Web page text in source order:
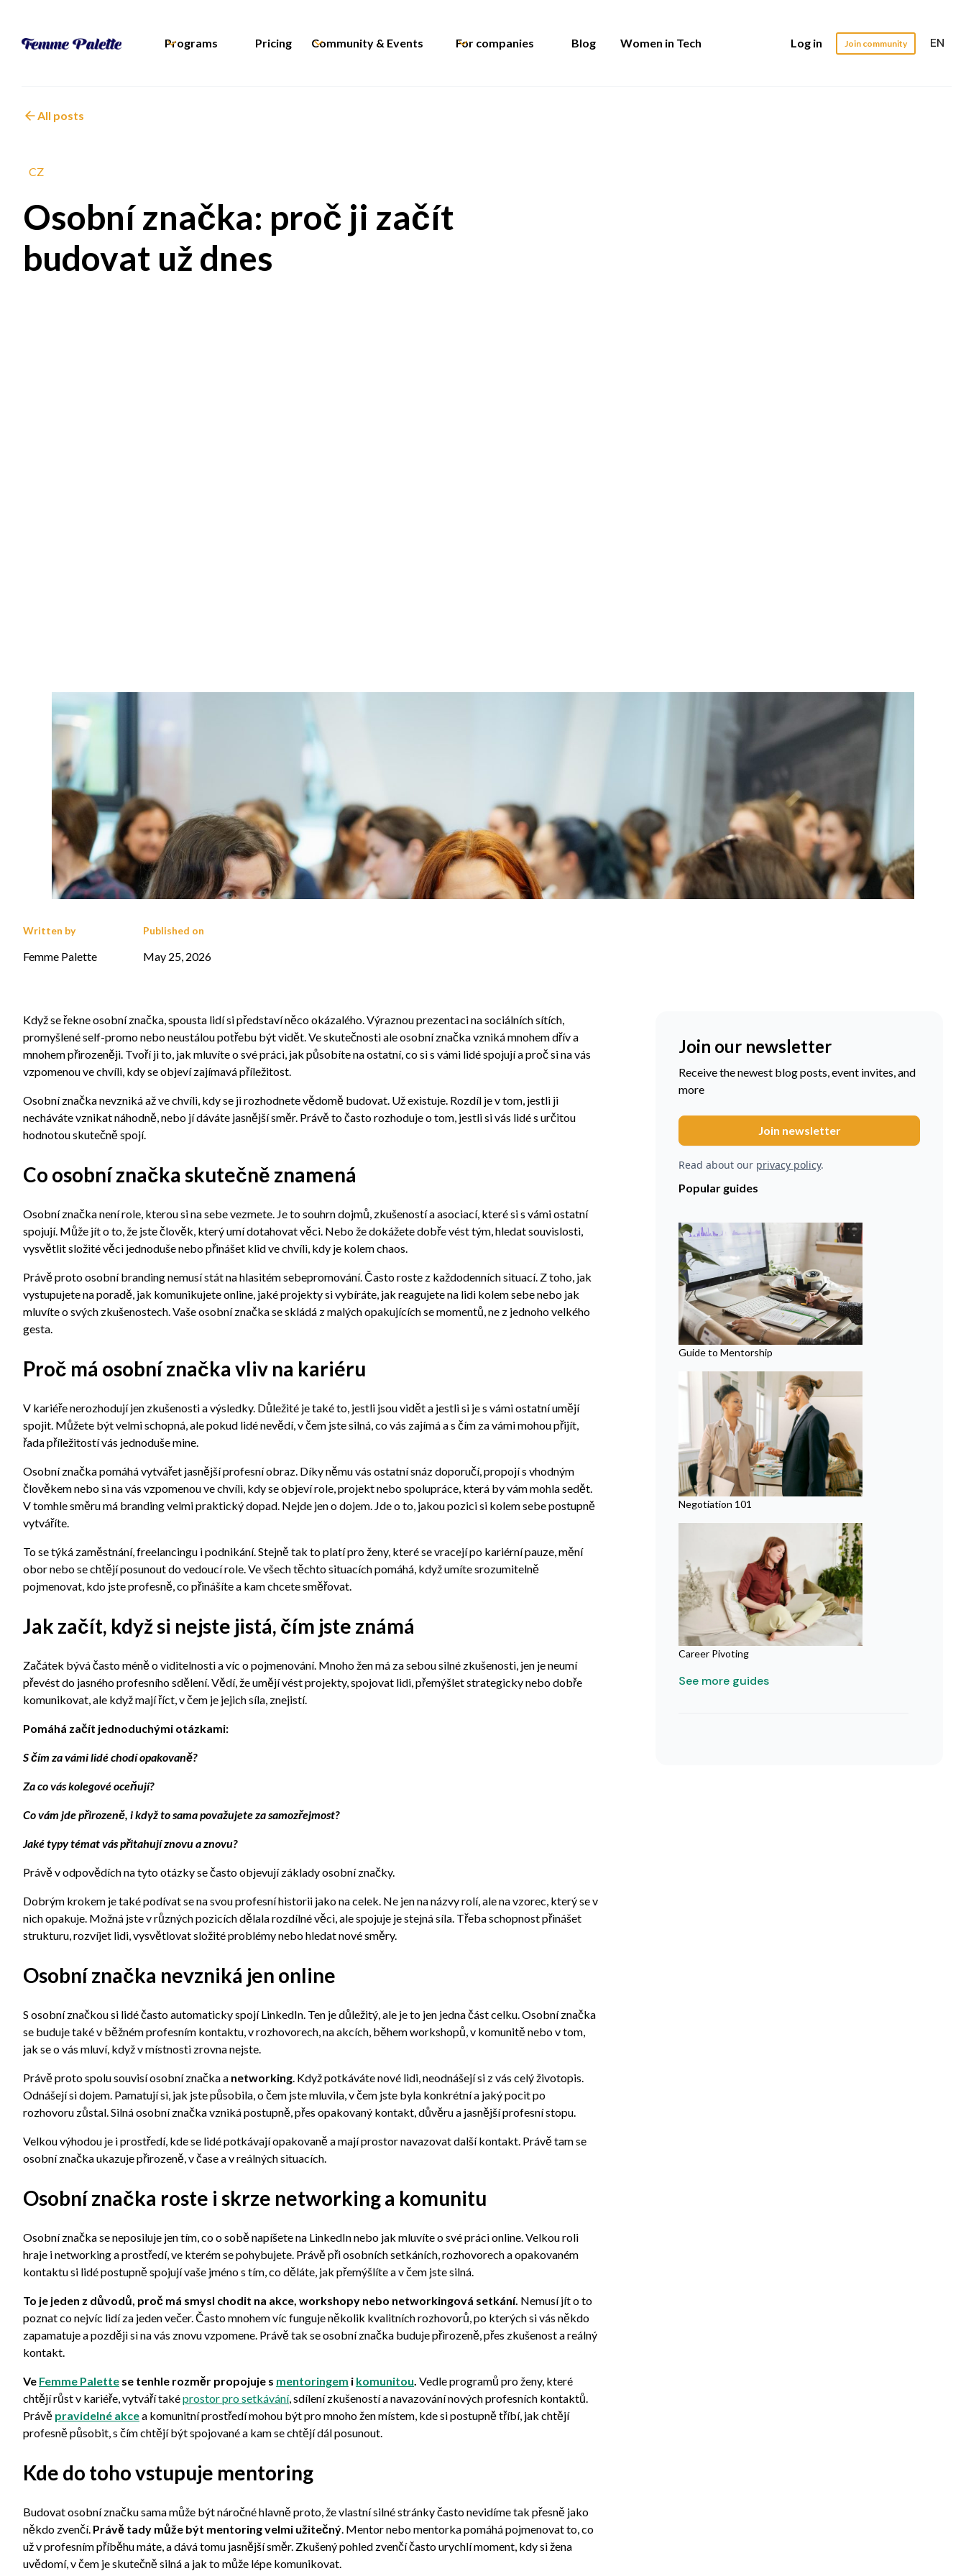
Programs Pricing Community & Events For companies Blog Women in Tech Log in Join community EN
All posts
CZ
Osobní značka: proč ji začít
budovat už dnes
Written by
Femme Palette
Published on
May 25, 2026
Když se řekne osobní značka, spousta lidí si představí něco okázalého. Výraznou prezentaci na sociálních sítích,
promyšlené self-promo nebo neustálou potřebu být vidět. Ve skutečnosti ale osobní značka vzniká mnohem dřív a
mnohem přirozeněji. Tvoří ji to, jak mluvíte o své práci, jak působíte na ostatní, co si s vámi lidé spojují a proč si na vás
vzpomenou ve chvíli, kdy se objeví zajímavá příležitost.
Osobní značka nevzniká až ve chvíli, kdy se ji rozhodnete vědomě budovat. Už existuje. Rozdíl je v tom, jestli ji
necháváte vznikat náhodně, nebo jí dáváte jasnější směr. Právě to často rozhoduje o tom, jestli si vás lidé s určitou
hodnotou skutečně spojí.
Co osobní značka skutečně znamená
Osobní značka není role, kterou si na sebe vezmete. Je to souhrn dojmů, zkušeností a asociací, které si s vámi ostatní
spojují. Může jít o to, že jste člověk, který umí dotahovat věci. Nebo že dokážete dobře vést tým, hledat souvislosti,
vysvětlit složité věci jednoduše nebo přinášet klid ve chvíli, kdy je kolem chaos.
Právě proto osobní branding nemusí stát na hlasitém sebepromování. Často roste z každodenních situací. Z toho, jak
vystupujete na poradě, jak komunikujete online, jaké projekty si vybíráte, jak reagujete na lidi kolem sebe nebo jak
mluvíte o svých zkušenostech. Vaše osobní značka se skládá z malých opakujících se momentů, ne z jednoho velkého
gesta.
Proč má osobní značka vliv na kariéru
V kariéře nerozhodují jen zkušenosti a výsledky. Důležité je také to, jestli jsou vidět a jestli si je s vámi ostatní umějí
spojit. Můžete být velmi schopná, ale pokud lidé nevědí, v čem jste silná, co vás zajímá a s čím za vámi mohou přijít,
řada příležitostí vás jednoduše mine.
Osobní značka pomáhá vytvářet jasnější profesní obraz. Díky němu vás ostatní snáz doporučí, propojí s vhodným
člověkem nebo si na vás vzpomenou ve chvíli, kdy se objeví role, projekt nebo spolupráce, která by vám mohla sedět.
V tomhle směru má branding velmi praktický dopad. Nejde jen o dojem. Jde o to, jakou pozici si kolem sebe postupně
vytváříte.
To se týká zaměstnání, freelancingu i podnikání. Stejně tak to platí pro ženy, které se vracejí po kariérní pauze, mění
obor nebo se chtějí posunout do vedoucí role. Ve všech těchto situacích pomáhá, když umíte srozumitelně
pojmenovat, kdo jste profesně, co přinášíte a kam chcete směřovat.
Jak začít, když si nejste jistá, čím jste známá
Začátek bývá často méně o viditelnosti a víc o pojmenování. Mnoho žen má za sebou silné zkušenosti, jen je neumí
převést do jasného profesního sdělení. Vědí, že umějí vést projekty, spojovat lidi, přemýšlet strategicky nebo dobře
komunikovat, ale když mají říct, v čem je jejich síla, znejistí.
Pomáhá začít jednoduchými otázkami:
S čím za vámi lidé chodí opakovaně?
Za co vás kolegové oceňují?
Co vám jde přirozeně, i když to sama považujete za samozřejmost?
Jaké typy témat vás přitahují znovu a znovu?
Právě v odpovědích na tyto otázky se často objevují základy osobní značky.
Dobrým krokem je také podívat se na svou profesní historii jako na celek. Ne jen na názvy rolí, ale na vzorec, který se v
nich opakuje. Možná jste v různých pozicích dělala rozdílné věci, ale spojuje je stejná síla. Třeba schopnost přinášet
strukturu, rozvíjet lidi, vysvětlovat složité problémy nebo hledat nové směry.
Osobní značka nevzniká jen online
S osobní značkou si lidé často automaticky spojí LinkedIn. Ten je důležitý, ale je to jen jedna část celku. Osobní značka
se buduje také v běžném profesním kontaktu, v rozhovorech, na akcích, během workshopů, v komunitě nebo v tom,
jak se o vás mluví, když v místnosti zrovna nejste.
Právě proto spolu souvisí osobní značka a networking. Když potkáváte nové lidi, neodnášejí si z vás celý životopis.
Odnášejí si dojem. Pamatují si, jak jste působila, o čem jste mluvila, v čem jste byla konkrétní a jaký pocit po
rozhovoru zůstal. Silná osobní značka vzniká postupně, přes opakovaný kontakt, důvěru a jasnější profesní stopu.
Velkou výhodou je i prostředí, kde se lidé potkávají opakovaně a mají prostor navazovat další kontakt. Právě tam se
osobní značka ukazuje přirozeně, v čase a v reálných situacích.
Osobní značka roste i skrze networking a komunitu
Osobní značka se neposiluje jen tím, co o sobě napíšete na LinkedIn nebo jak mluvíte o své práci online. Velkou roli
hraje i networking a prostředí, ve kterém se pohybujete. Právě při osobních setkáních, rozhovorech a opakovaném
kontaktu si lidé postupně spojují vaše jméno s tím, co děláte, jak přemýšlíte a v čem jste silná.
To je jeden z důvodů, proč má smysl chodit na akce, workshopy nebo networkingová setkání. Nemusí jít o to
poznat co nejvíc lidí za jeden večer. Často mnohem víc funguje několik kvalitních rozhovorů, po kterých si vás někdo
zapamatuje a později si na vás znovu vzpomene. Právě tak se osobní značka buduje přirozeně, přes zkušenost a reálný
kontakt.
Ve Femme Palette se tenhle rozměr propojuje s mentoringem i komunitou. Vedle programů pro ženy, které
chtějí růst v kariéře, vytváří taképrostor pro setkávání, sdílení zkušeností a navazování nových profesních kontaktů.
Právě pravidelné akcea komunitní prostředí mohou být pro mnoho žen místem, kde si postupně tříbí, jak chtějí
profesně působit, s čím chtějí být spojované a kam se chtějí dál posunout.
Kde do toho vstupuje mentoring
Budovat osobní značku sama může být náročné hlavně proto, že vlastní silné stránky často nevidíme tak přesně jako
někdo zvenčí. Právě tady může být mentoring velmi užitečný. Mentor nebo mentorka pomáhá pojmenovat to, co
už v profesním příběhu máte, a dává tomu jasnější směr. Zkušený pohled zvenčí často urychlí moment, kdy si žena
uvědomí, v čem je skutečně silná a jak to může lépe komunikovat.
Join our newsletter
Receive the newest blog posts, event invites, and
more
Read about our privacy policy.
Popular guides
Guide to Mentorship
Negotiation 101
Career Pivoting
See more guides